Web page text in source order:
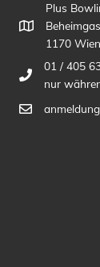
Plus
1170 Wien
01 / 405
nur